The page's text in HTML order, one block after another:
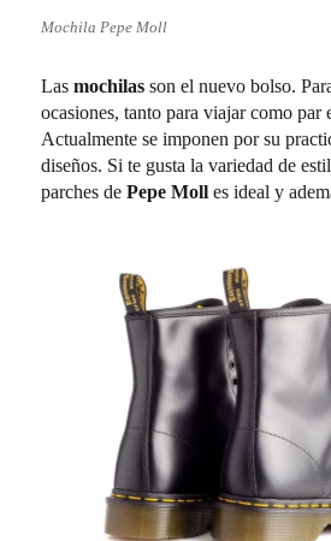
Mochila Pepe Moll
Lasmochilas son el nuevo bolso.
ocasiones, tanto para viajar como par
Actualmente se imponen por su
diseños. Si te gusta la variedad de
parches dePepe Moll es ideal y